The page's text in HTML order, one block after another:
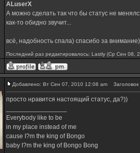
ALuserX
А можно сделать так что бы статус не
как-то обидно звучит...
всё, надобность спала) спасибо за внимание)
Последний раз редактировалось: Lastly (Ср Сен 08,
Добавлено: Вт Сен 07, 2010 12:08 am
просто нравится настоящий статус, да?))
Everybody like to be
in my place instead of me
cause I?m the king of Bongo
baby I?m the king of Bongo Bong